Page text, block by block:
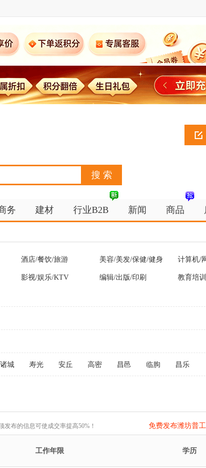
务 建材 行业B2B 新闻 商品
酒店/餐饮/旅游 美容/美发/保健/健身 计算机/
影视/娱乐/KTV 编辑/出版/印刷 教育培
诸城 寿光 安丘 高密 昌邑 临朐 昌乐
发布的信息可使成交率提高50%！ 免费发布潍坊普
学历
工作年限